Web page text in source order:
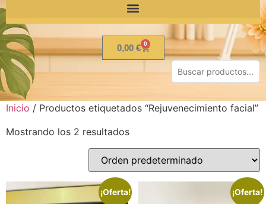
0,00 € 0
Inicio / Productos etiquetados “Rejuvenecimiento facial”
Mostrando los 2 resultados
¡Oferta! ¡Oferta!